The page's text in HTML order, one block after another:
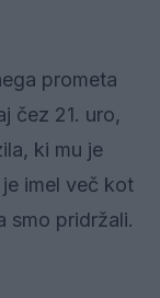
prometa
čez 21. uro,
ki mu je
imel več kot
smo pridržali.